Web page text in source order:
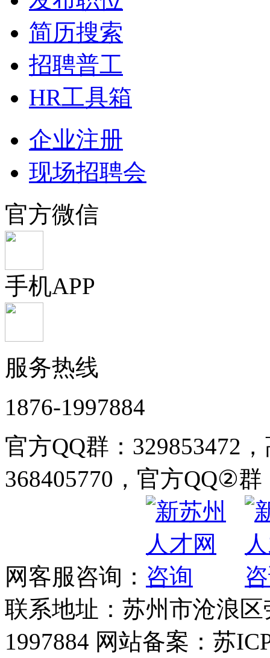
简历搜索
招聘普工
HR工具箱
企业注册
现场招聘会
官方微信
手机APP
服务热线
1876-1997884
官方QQ群：329853472
368405770，官方QQ②群
网客服咨询：
联系地址：苏州市沧浪
1997884 网站备案：苏